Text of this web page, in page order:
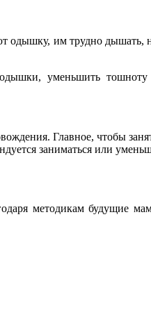
им трудно дышать,
уменьшить тошноту
Главное, чтобы
заниматься или
методикам будущие